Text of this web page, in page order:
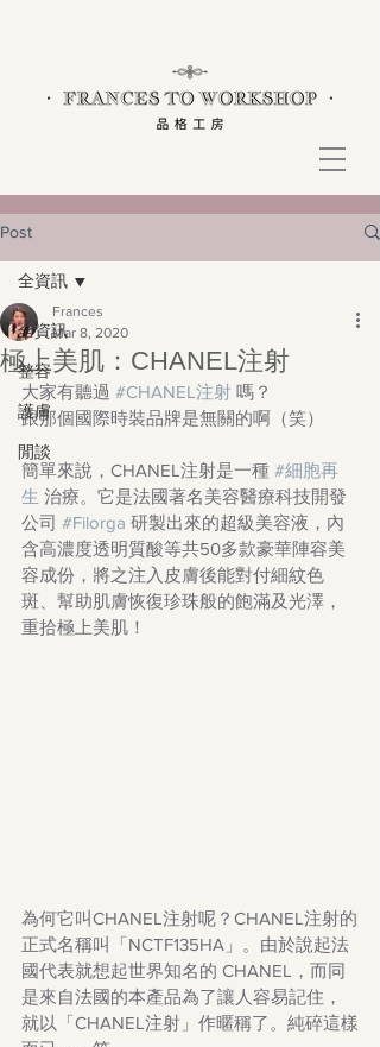
Post
全資訊
整容
護膚
閒談
全資訊
極上美肌：CHANEL注射
Frances
Mar 8, 2020
大家有聽過 #CHANEL注射 嗎？
跟那個國際時裝品牌是無關的啊（笑）
簡單來說，CHANEL注射是一種 #細胞再
生 治療。它是法國著名美容醫療科技開發
公司 #Filorga 研製出來的超級美容液，內
含高濃度透明質酸等共50多款豪華陣容美
容成份，將之注入皮膚後能對付細紋色
斑、幫助肌膚恢復珍珠般的飽滿及光澤，
重拾極上美肌！
為何它叫CHANEL注射呢？CHANEL注射的
正式名稱叫「NCTF135HA」。由於說起法
國代表就想起世界知名的 CHANEL，而同
是來自法國的本產品為了讓人容易記住，
就以「CHANEL注射」作暱稱了。純碎這樣